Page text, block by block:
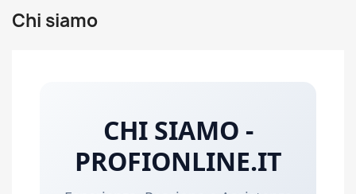
Chi siamo
CHI SIAMO -
PROFIONLINE.IT